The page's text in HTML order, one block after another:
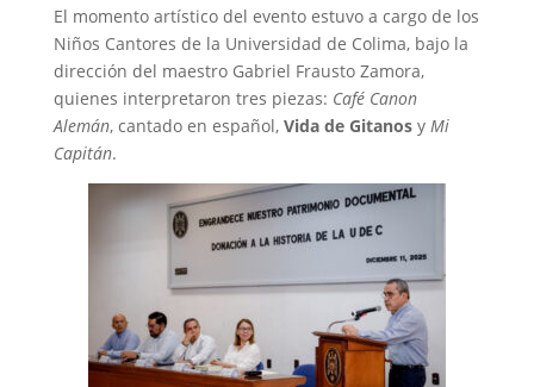
El momento artístico del evento estuvo a cargo de los
Niños Cantores de la Universidad de Colima, bajo la
dirección del maestro Gabriel Frausto Zamora,
quienes interpretaron tres piezas: Café Canon
Alemán, cantado en español, Vida de Gitanosy Mi
Capitán.